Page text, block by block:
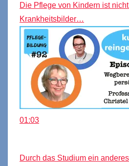
Die Pflege von Kindern ist
Krankheitsbilder…
01:03
Durch das Studium ein